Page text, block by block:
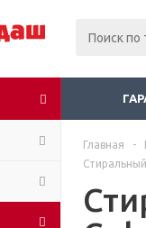
Главная -